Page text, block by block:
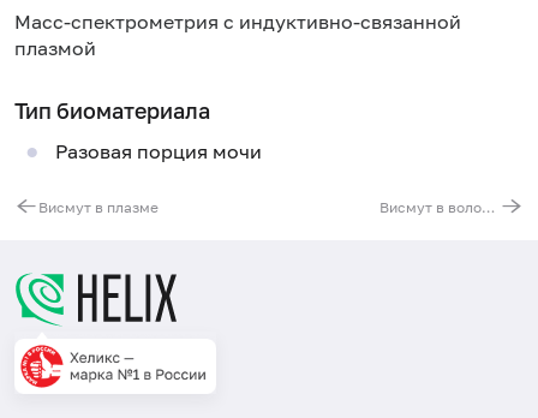
Масс-спектрометрия с индуктивно-связанной
плазмой
Тип биоматериала
Разовая порция мочи
Висмут в плазме Висмут в волосах